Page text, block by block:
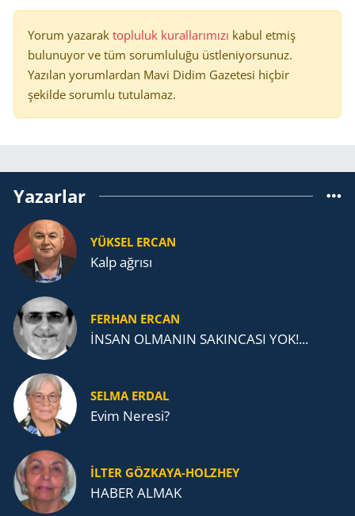
Yorum yazarak topluluk kurallarımızı kabul etmiş
bulunuyor ve tüm sorumluluğu üstleniyorsunuz.
Yazılan yorumlardan Mavi Didim Gazetesi hiçbir
şekilde sorumlu tutulamaz.
Yazarlar
YÜKSEL ERCAN
Kalp ağrısı
FERHAN ERCAN
İNSAN OLMANIN SAKINCASI YOK!...
SELMA ERDAL
Evim Neresi?
İLTER GÖZKAYA-HOLZHEY
HABER ALMAK